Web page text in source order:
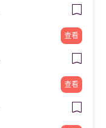
查看
查看